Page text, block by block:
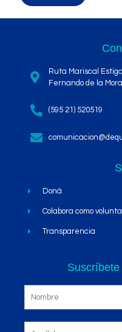
Ruta Mariscal
Fernando de la
(595 21) 520519
Doná
Colabora como
Transparencia